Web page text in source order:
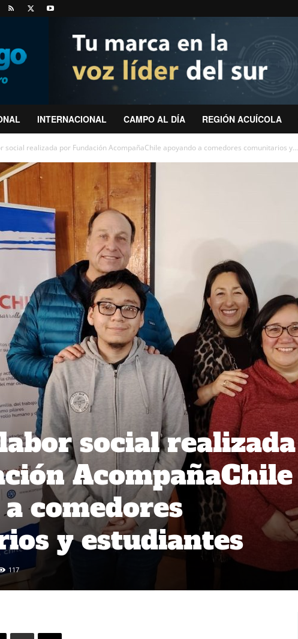
INTERNACIONAL CAMPO AL DÍA REGIÓN ACUÍCOLA
social realizada por Fundación AcompañaChile apoyando a comedores comunitarios y...
social realizada
AcompañaChile
comedores
y estudiantes
117